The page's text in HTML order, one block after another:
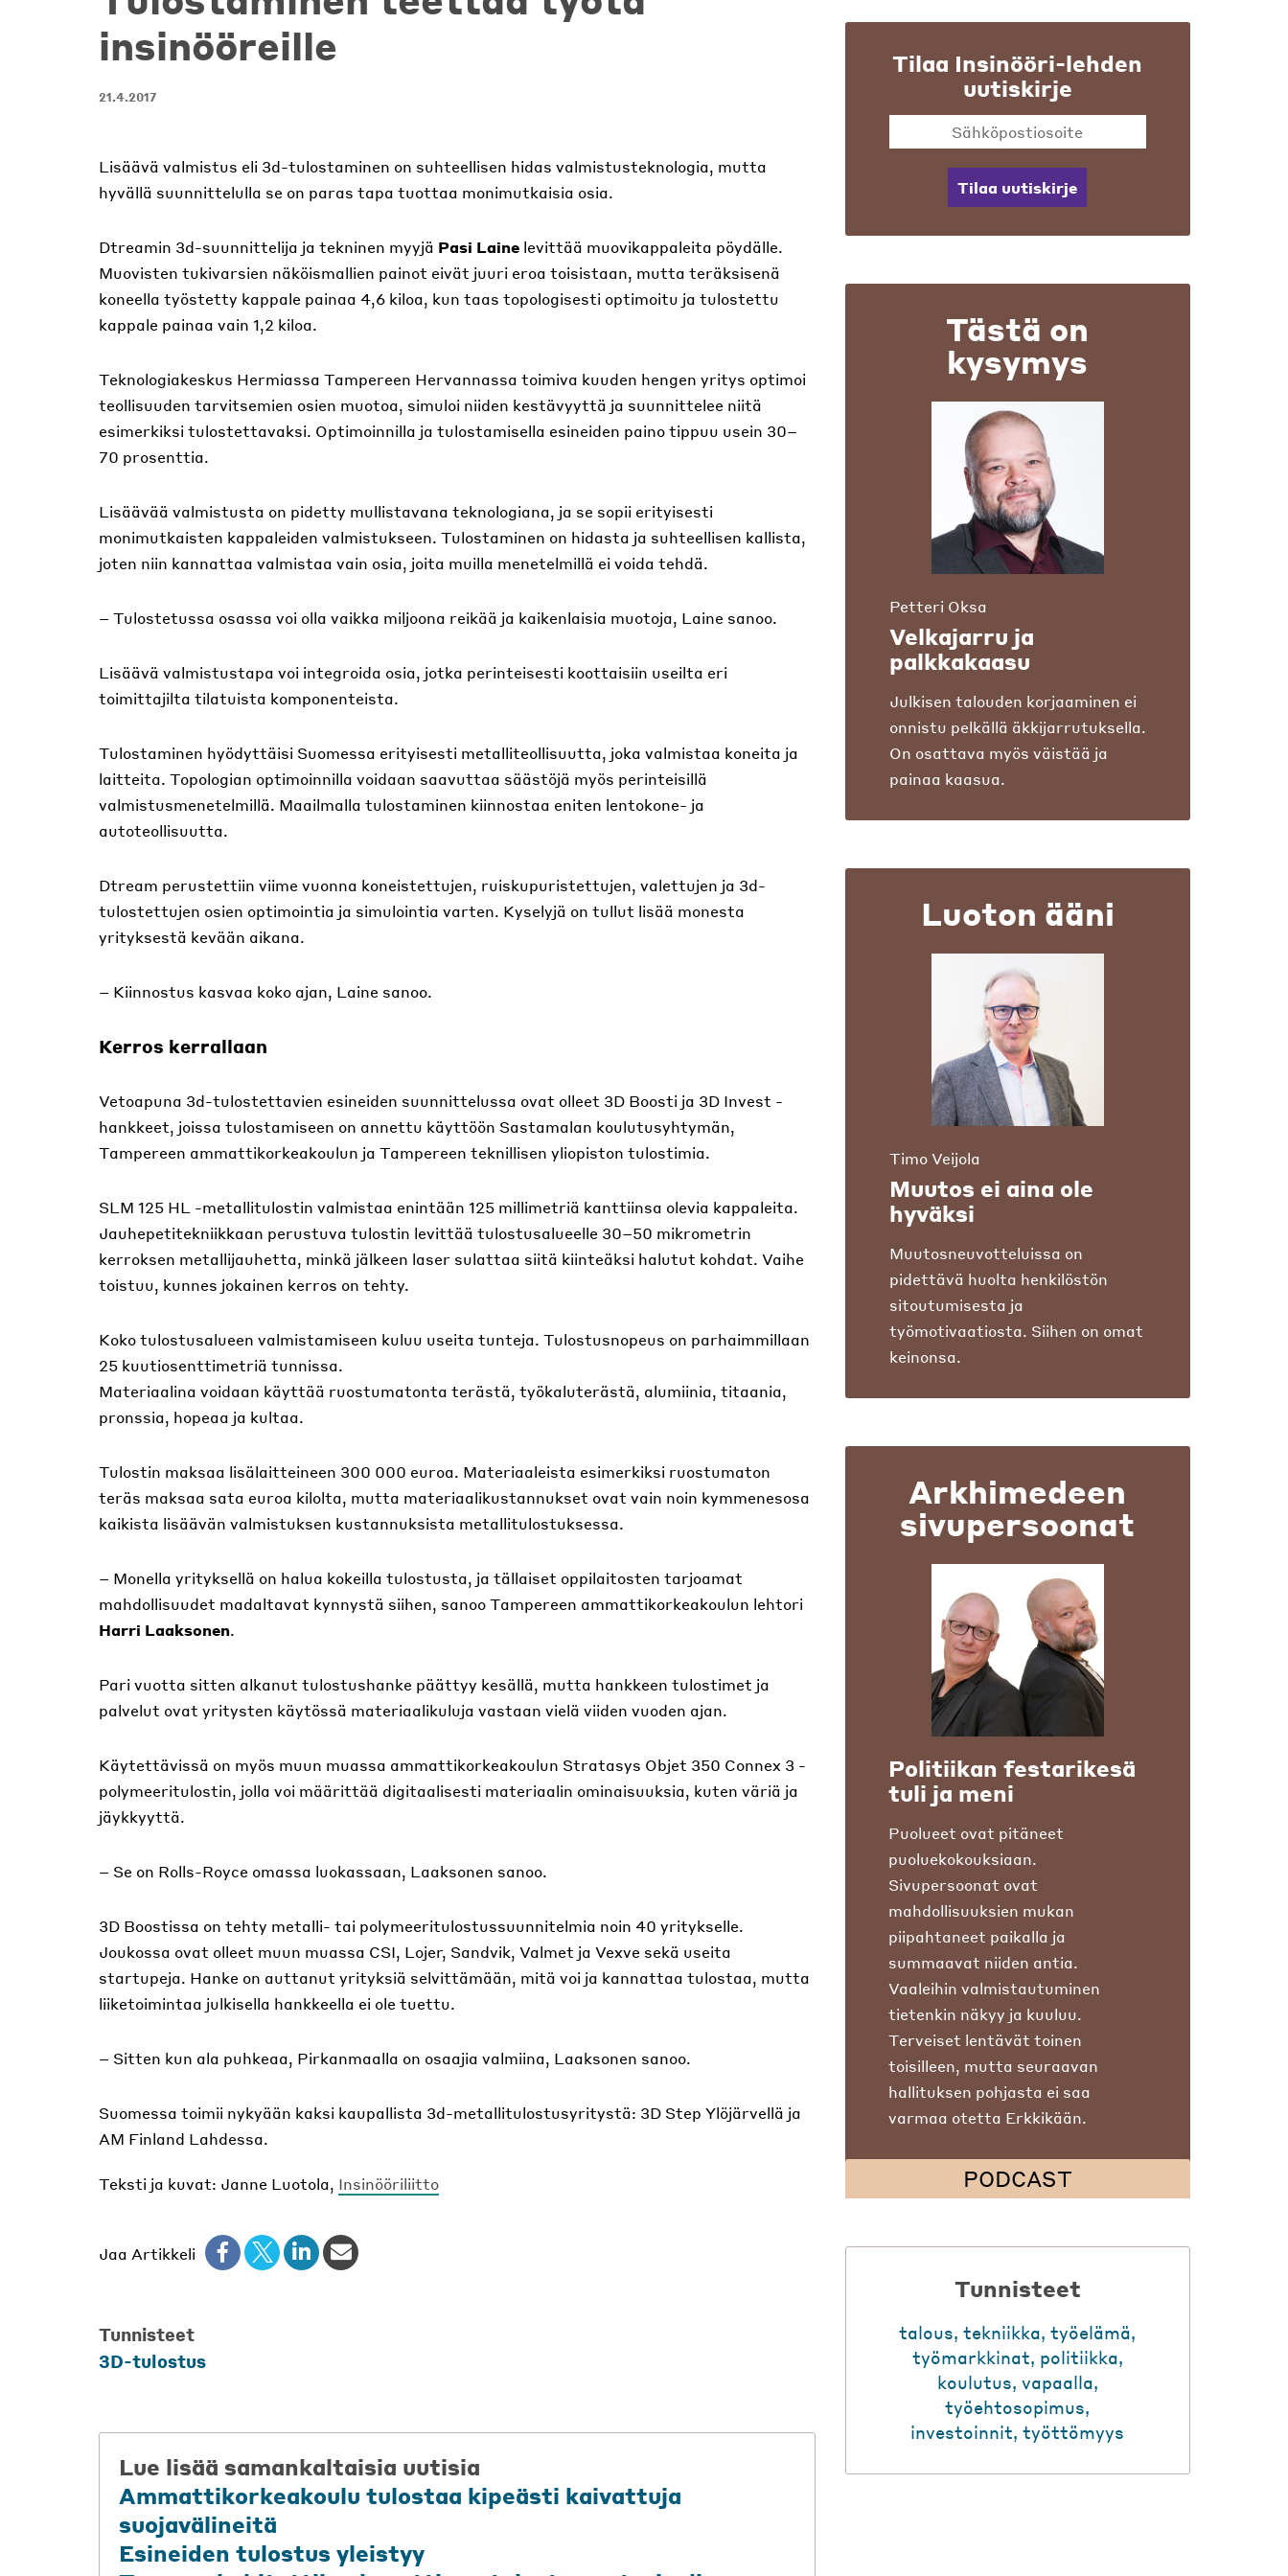
insinööreille
21.4.2017
Lisäävä valmistus eli 3d-tulostaminen on suhteellisen hidas valmistusteknologia, mutta
hyvällä suunnittelulla se on paras tapa tuottaa monimutkaisia osia.
Dtreamin 3d-suunnittelija ja tekninen myyjä Pasi Laine levittää muovikappaleita pöydälle.
Muovisten tukivarsien näköismallien painot eivät juuri eroa toisistaan, mutta teräksisenä
koneella työstetty kappale painaa 4,6 kiloa, kun taas topologisesti optimoitu ja tulostettu
kappale painaa vain 1,2 kiloa.
Teknologiakeskus Hermiassa Tampereen Hervannassa toimiva kuuden hengen yritys optimoi
teollisuuden tarvitsemien osien muotoa, simuloi niiden kestävyyttä ja suunnittelee niitä
esimerkiksi tulostettavaksi. Optimoinnilla ja tulostamisella esineiden paino tippuu usein 30–
70 prosenttia.
Lisäävää valmistusta on pidetty mullistavana teknologiana, ja se sopii erityisesti
monimutkaisten kappaleiden valmistukseen. Tulostaminen on hidasta ja suhteellisen kallista,
joten niin kannattaa valmistaa vain osia, joita muilla menetelmillä ei voida tehdä.
– Tulostetussa osassa voi olla vaikka miljoona reikää ja kaikenlaisia muotoja, Laine sanoo.
Lisäävä valmistustapa voi integroida osia, jotka perinteisesti koottaisiin useilta eri
toimittajilta tilatuista komponenteista.
Tulostaminen hyödyttäisi Suomessa erityisesti metalliteollisuutta, joka valmistaa koneita ja
laitteita. Topologian optimoinnilla voidaan saavuttaa säästöjä myös perinteisillä
valmistusmenetelmillä. Maailmalla tulostaminen kiinnostaa eniten lentokone- ja
autoteollisuutta.
Dtream perustettiin viime vuonna koneistettujen, ruiskupuristettujen, valettujen ja 3d-
tulostettujen osien optimointia ja simulointia varten. Kyselyjä on tullut lisää monesta
yrityksestä kevään aikana.
– Kiinnostus kasvaa koko ajan, Laine sanoo.
Kerros kerrallaan
Vetoapuna 3d-tulostettavien esineiden suunnittelussa ovat olleet 3D Boosti ja 3D Invest -
hankkeet, joissa tulostamiseen on annettu käyttöön Sastamalan koulutusyhtymän,
Tampereen ammattikorkeakoulun ja Tampereen teknillisen yliopiston tulostimia.
SLM 125 HL -metallitulostin valmistaa enintään 125 millimetriä kanttiinsa olevia kappaleita.
Jauhepetitekniikkaan perustuva tulostin levittää tulostusalueelle 30–50 mikrometrin
kerroksen metallijauhetta, minkä jälkeen laser sulattaa siitä kiinteäksi halutut kohdat. Vaihe
toistuu, kunnes jokainen kerros on tehty.
Koko tulostusalueen valmistamiseen kuluu useita tunteja. Tulostusnopeus on parhaimmillaan
25 kuutiosenttimetriä tunnissa.
Materiaalina voidaan käyttää ruostumatonta terästä, työkaluterästä, alumiinia, titaania,
pronssia, hopeaa ja kultaa.
Tulostin maksaa lisälaitteineen 300 000 euroa. Materiaaleista esimerkiksi ruostumaton
teräs maksaa sata euroa kilolta, mutta materiaalikustannukset ovat vain noin kymmenesosa
kaikista lisäävän valmistuksen kustannuksista metallitulostuksessa.
– Monella yrityksellä on halua kokeilla tulostusta, ja tällaiset oppilaitosten tarjoamat
mahdollisuudet madaltavat kynnystä siihen, sanoo Tampereen ammattikorkeakoulun lehtori
Harri Laaksonen.
Pari vuotta sitten alkanut tulostushanke päättyy kesällä, mutta hankkeen tulostimet ja
palvelut ovat yritysten käytössä materiaalikuluja vastaan vielä viiden vuoden ajan.
Käytettävissä on myös muun muassa ammattikorkeakoulun Stratasys Objet 350 Connex 3 -
polymeeritulostin, jolla voi määrittää digitaalisesti materiaalin ominaisuuksia, kuten väriä ja
jäykkyyttä.
– Se on Rolls-Royce omassa luokassaan, Laaksonen sanoo.
3D Boostissa on tehty metalli- tai polymeeritulostussuunnitelmia noin 40 yritykselle.
Joukossa ovat olleet muun muassa CSI, Lojer, Sandvik, Valmet ja Vexve sekä useita
startupeja. Hanke on auttanut yrityksiä selvittämään, mitä voi ja kannattaa tulostaa, mutta
liiketoimintaa julkisella hankkeella ei ole tuettu.
– Sitten kun ala puhkeaa, Pirkanmaalla on osaajia valmiina, Laaksonen sanoo.
Suomessa toimii nykyään kaksi kaupallista 3d-metallitulostusyritystä: 3D Step Ylöjärvellä ja
AM Finland Lahdessa.
Teksti ja kuvat: Janne Luotola, Insinööriliitto
Jaa Artikkeli
Tunnisteet
3D-tulostus
Lue lisää samankaltaisia uutisia
Ammattikorkeakoulu tulostaa kipeästi kaivattuja
suojavälineitä
Esineiden tulostus yleistyy
Tilaa Insinööri-lehden
uutiskirje
Tilaa uutiskirje
Tästä on
kysymys
Petteri Oksa
Velkajarru ja
palkkakaasu
Julkisen talouden korjaaminen ei
onnistu pelkällä äkkijarrutuksella.
On osattava myös väistää ja
painaa kaasua.
Luoton ääni
Timo Veijola
Muutos ei aina ole
hyväksi
Muutosneuvotteluissa on
pidettävä huolta henkilöstön
sitoutumisesta ja
työmotivaatiosta. Siihen on omat
keinonsa.
Arkhimedeen
sivupersoonat
Politiikan festarikesä
tuli ja meni
Puolueet ovat pitäneet
puoluekokouksiaan.
Sivupersoonat ovat
mahdollisuuksien mukan
piipahtaneet paikalla ja
summaavat niiden antia.
Vaaleihin valmistautuminen
tietenkin näkyy ja kuuluu.
Terveiset lentävät toinen
toisilleen, mutta seuraavan
hallituksen pohjasta ei saa
varmaa otetta Erkkikään.
PODCAST
Tunnisteet
talous,tekniikka,työelämä,
työmarkkinat, politiikka,
koulutus, vapaalla,
työehtosopimus,
investoinnit,työttömyys